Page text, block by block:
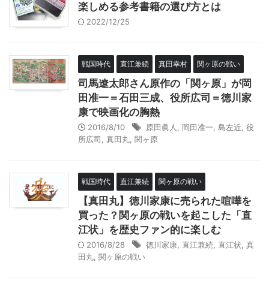
楽しめる参考書籍の選び方とは
2022/12/25
戦国時代 直江兼続 真田幸村 関ヶ原の戦い
司馬遼太郎さん原作の「関ヶ原」が岡
田准一＝石田三成、役所広司＝徳川家
康で映画化の胸熱
2016/8/10 原田眞人 岡田准一 島左近 役
所広司
真田丸 関ヶ原
戦国時代 直江兼続 関ヶ原の戦い
【真田丸】徳川家康に売られた喧嘩を
買った？関ヶ原の戦いを起こした「直
江状」を歴史ファン的に楽しむ
2016/8/28 徳川家康 直江兼続 直江状 真
田丸 関ヶ原の戦い